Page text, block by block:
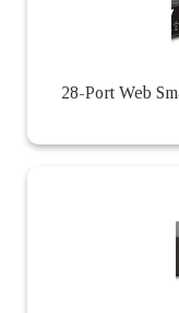
28-Port Web